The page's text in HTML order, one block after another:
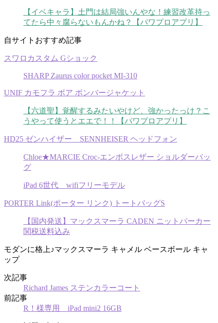
【イベキャラ】土門は結局強いんやな！練習改革持っ
てたら中々腐らないもんかね？【パワプロアプリ】
自サイトおすすめ記事
スワロカスタム Gショック
SHARP Zaurus color pocket MI-310
UNIF カモフラ ボア ボンバージャケット
【六道聖】覚醒するみたいやけど、強かったっけ？こ
うやって使うとエエで！！【パワプロアプリ】
HD25 ゼンハイザー SENNHEISER ヘッドフォン
Chloe★MARCIE Croc-エンボスレザー ショルダーバッ
グ
iPad 6世代 wifiフリーモデル
PORTER Link(ポーター リンク) トートバッグS
【国内発送】マックスマーラ CADEN ニットパーカー
関税送料込み
モダンに格上♪マックスマーラ キャメル ベースボール キャ
ップ
次記事
Richard James ステンカラーコート
前記事
R！様専用 iPad mini2 16GB